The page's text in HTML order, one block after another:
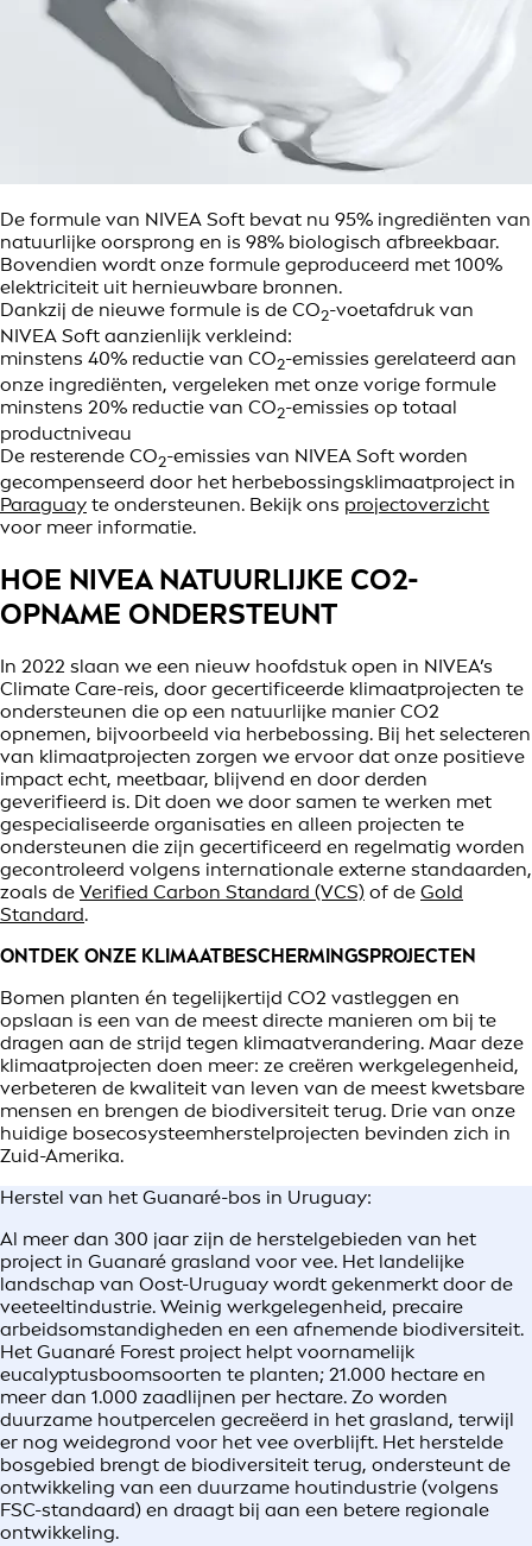
De formule van NIVEA Soft bevat nu 95% ingrediënten van
natuurlijke oorsprong en is 98% biologisch afbreekbaar.
Bovendien wordt onze formule geproduceerd met 100%
elektriciteit uit hernieuwbare bronnen.
Dankzij de nieuwe formule is de CO2-voetafdruk van
NIVEA Soft aanzienlijk verkleind:
minstens 40% reductie van CO2-emissies gerelateerd aan
onze ingrediënten, vergeleken met onze vorige formule
minstens 20% reductie van CO2-emissies op totaal
productniveau
De resterende CO2-emissies van NIVEA Soft worden
gecompenseerd door het herbebossingsklimaatproject in
Paraguay te ondersteunen. Bekijk ons projectoverzicht
voor meer informatie.
HOE NIVEA NATUURLIJKE CO2-
OPNAME ONDERSTEUNT
In 2022 slaan we een nieuw hoofdstuk open in NIVEA’s
Climate Care-reis, door gecertificeerde klimaatprojecten te
ondersteunen die op een natuurlijke manier CO2
opnemen, bijvoorbeeld via herbebossing. Bij het selecteren
van klimaatprojecten zorgen we ervoor dat onze positieve
impact echt, meetbaar, blijvend en door derden
geverifieerd is. Dit doen we door samen te werken met
gespecialiseerde organisaties en alleen projecten te
ondersteunen die zijn gecertificeerd en regelmatig worden
gecontroleerd volgens internationale externe standaarden,
zoals de Verified Carbon Standard (VCS) of de Gold
Standard.
ONTDEK ONZE KLIMAATBESCHERMINGSPROJECTEN
Bomen planten én tegelijkertijd CO2 vastleggen en
opslaan is een van de meest directe manieren om bij te
dragen aan de strijd tegen klimaatverandering. Maar deze
klimaatprojecten doen meer: ze creëren werkgelegenheid,
verbeteren de kwaliteit van leven van de meest kwetsbare
mensen en brengen de biodiversiteit terug. Drie van onze
huidige bosecosysteemherstelprojecten bevinden zich in
Zuid-Amerika.
Herstel van het Guanaré-bos in Uruguay:
Al meer dan 300 jaar zijn de herstelgebieden van het
project in Guanaré grasland voor vee. Het landelijke
landschap van Oost-Uruguay wordt gekenmerkt door de
veeteeltindustrie. Weinig werkgelegenheid, precaire
arbeidsomstandigheden en een afnemende biodiversiteit.
Het Guanaré Forest project helpt voornamelijk
eucalyptusboomsoorten te planten; 21.000 hectare en
meer dan 1.000 zaadlijnen per hectare. Zo worden
duurzame houtpercelen gecreëerd in het grasland, terwijl
er nog weidegrond voor het vee overblijft. Het herstelde
bosgebied brengt de biodiversiteit terug, ondersteunt de
ontwikkeling van een duurzame houtindustrie (volgens
FSC-standaard) en draagt bij aan een betere regionale
ontwikkeling.